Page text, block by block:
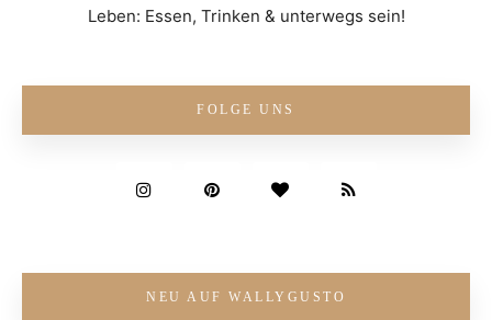
Leben: Essen, Trinken & unterwegs sein!
FOLGE UNS
NEU AUF WALLYGUSTO